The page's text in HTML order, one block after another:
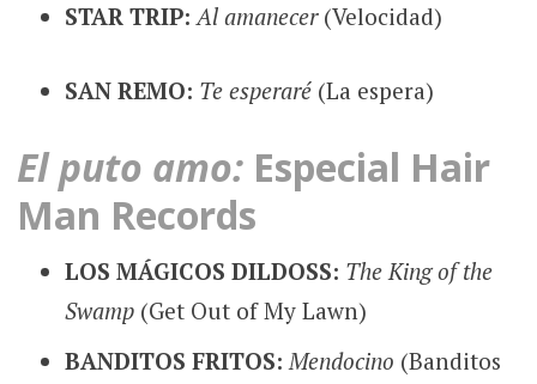
STAR TRIP:Al amanecer(Velocidad)
SAN REMO: Te esperaré(La espera)
El puto amo: Especial Hair
Man Records
LOS MÁGICOS DILDOSS: The King of the
Swamp(Get Out of My Lawn)
BANDITOS FRITOS:Mendocino (Banditos